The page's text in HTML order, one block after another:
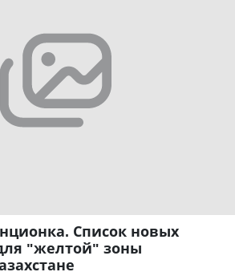
Список новых
"желтой" зоны